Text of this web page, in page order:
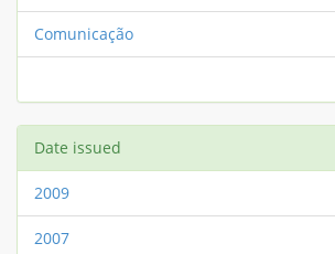
Comunicação
Date issued
2009
2007